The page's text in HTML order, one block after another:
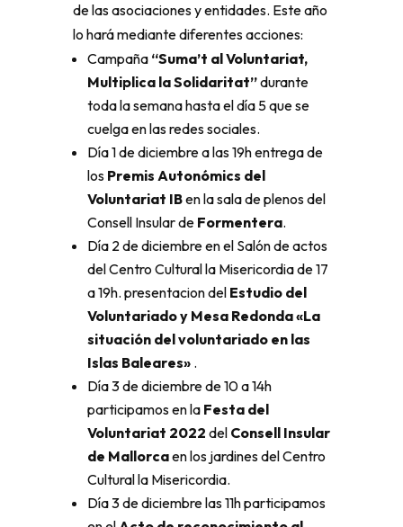
de las asociaciones y entidades. Este año
lo hará mediante diferentes acciones:
Campaña“Suma’t al Voluntariat,
Multiplica la Solidaritat”durante
toda la semana hasta el día 5 que se
cuelga en las redes sociales.
Día 1 de diciembre a las 19h entrega de
los Premis Autonómics del
Voluntariat IBen la sala de plenos del
Consell Insular de Formentera.
Día 2 de diciembre en el Salón de actos
del Centro Cultural la Misericordia de 17
a 19h. presentacion del Estudio del
Voluntariado y Mesa Redonda «La
situación del voluntariado en las
Islas Baleares».
Día 3 de diciembre de 10 a 14h
participamos en la Festa del
Voluntariat 2022 del Consell Insular
de Mallorcaen los jardines del Centro
Cultural la Misericordia.
Día 3 de diciembre las 11h participamos